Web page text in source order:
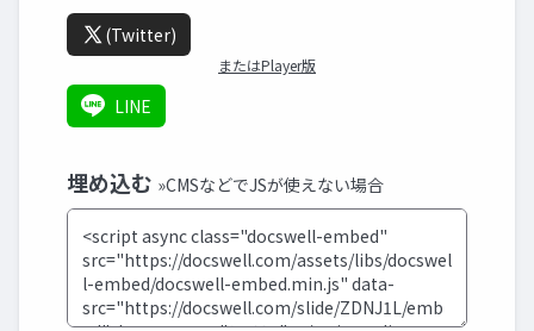
(Twitter)
またはPlayer版
LINE
埋め込む »CMSなどでJSが使えない場合